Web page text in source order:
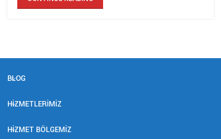
BLOG
HIZMETLERIMIZ
HIZMET BÖLGEMIZ